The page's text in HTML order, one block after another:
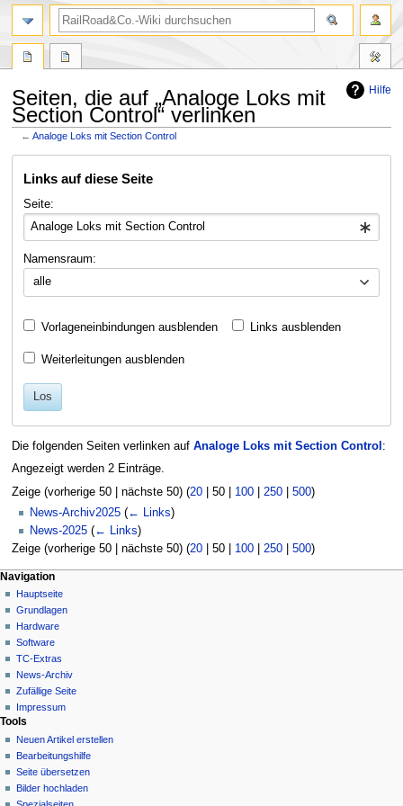
Hilfe
Seiten, die auf „Analoge Loks mit
Section Control“ verlinken
←Analoge Loks mit Section Control
Navigation
Suche
Links auf diese Seite
Seite:
Namensraum:
alle
Vorlageneinbindungen ausblenden Links ausblenden
Weiterleitungen ausblenden
Los
Die folgenden Seiten verlinken auf Analoge Loks mit Section Control :
Angezeigt werden 2 Einträge.
Zeige (vorherige 50| nächste 50) (20| 50| 100| 250| 500)
News-Archiv2025 (← Links)
News-2025 (← Links)
Zeige (vorherige 50| nächste 50) (20| 50| 100| 250| 500)
N
a
v
g
a
i
o
n
s
m
Seitenaktionen
Seite
Diskussion
Lesen
Quelltext
anzeigen
Versionsgeschichte
Meine Werkzeuge
Deutsch
Anmelden
Navigation
Hauptseite
Grundlagen
Hardware
Software
TC-Extras
News-Archiv
Zufällige Seite
Impressum
Suche
Tools
Neuen Artikel erstellen
Bearbeitungshilfe
Seite übersetzen
Bilder hochladen